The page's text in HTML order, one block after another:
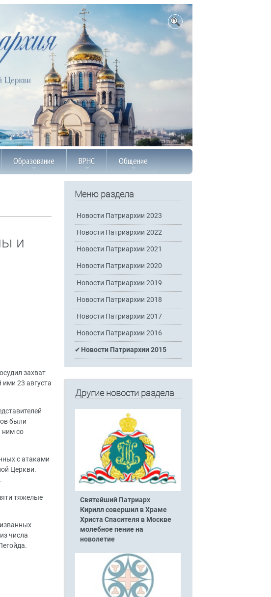
Образование ВРНС Общение
и
осудил захват
23 августа
были
ним со
с атаками
Церкви.
тяжелые
числа
Меню раздела
Новости Патриархии 2023
Новости Патриархии 2022
Новости Патриархии 2021
Новости Патриархии 2020
Новости Патриархии 2019
Новости Патриархии 2018
Новости Патриархии 2017
Новости Патриархии 2016
Новости Патриархии 2015
Другие новости раздела
Святейший Патриарх
Кирилл совершил в Храме
Христа Спасителя в Москве
молебное пение на
новолетие